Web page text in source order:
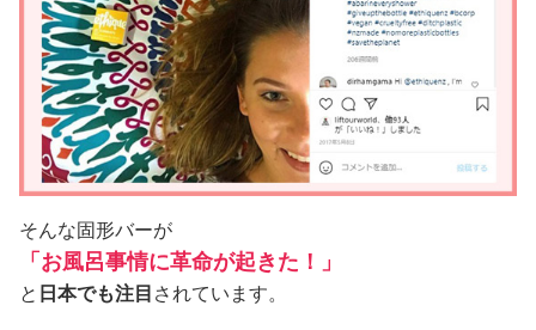
そんな固形バーが
「お風呂事情に革命が起きた！」
と 日本でも注目 されています。